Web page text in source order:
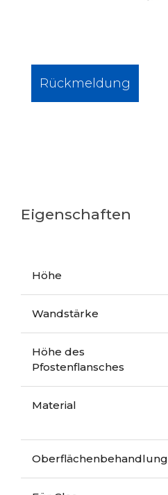
Rückmeldung
Eigenschaften
Höhe
Wandstärke
Höhe des
Pfostenflansches
Material
Oberflächenbehandlung